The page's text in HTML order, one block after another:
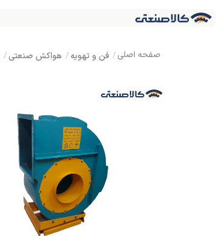
فن و تهویه هواکش صنعتی